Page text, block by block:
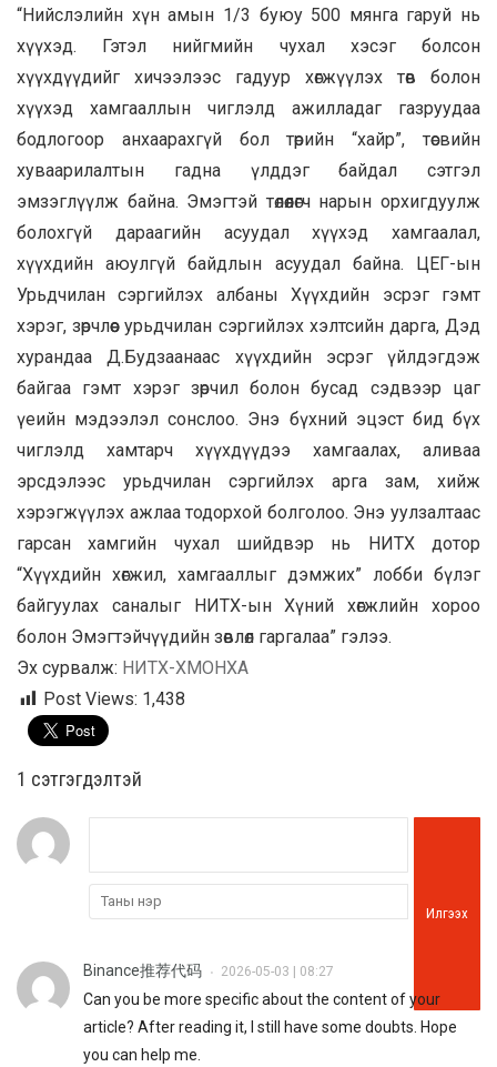
“Нийслэлийн хүн амын 1/3 буюу 500 мянга гаруй нь
хүүхэд. Гэтэл нийгмийн чухал хэсэг болсон
хүүхдүүдийг хичээлээс гадуур хөгжүүлэх төв болон
хүүхэд хамгааллын чиглэлд ажилладаг газруудаа
бодлогоор анхаарахгүй бол төрийн “хайр”, төсвийн
хуваарилалтын гадна үлддэг байдал сэтгэл
эмзэглүүлж байна. Эмэгтэй төлөөлөгч нарын орхигдуулж
болохгүй дараагийн асуудал хүүхэд хамгаалал,
хүүхдийн аюулгүй байдлын асуудал байна. ЦЕГ-ын
Урьдчилан сэргийлэх албаны Хүүхдийн эсрэг гэмт
хэрэг, зөрчлөөс урьдчилан сэргийлэх хэлтсийн дарга, Дэд
хурандаа Д.Будзаанаас хүүхдийн эсрэг үйлдэгдэж
байгаа гэмт хэрэг зөрчил болон бусад сэдвээр цаг
үеийн мэдээлэл сонслоо. Энэ бүхний эцэст бид бүх
чиглэлд хамтарч хүүхдүүдээ хамгаалах, аливаа
эрсдэлээс урьдчилан сэргийлэх арга зам, хийж
хэрэгжүүлэх ажлаа тодорхой болголоо. Энэ уулзалтаас
гарсан хамгийн чухал шийдвэр нь НИТХ дотор
“Хүүхдийн хөгжил, хамгааллыг дэмжих” лобби бүлэг
байгуулах саналыг НИТХ-ын Хүний хөгжлийн хороо
болон Эмэгтэйчүүдийн зөвлөл гаргалаа” гэлээ.
Эх сурвалж: НИТХ-ХМОНХА
Post Views: 1,438
1 сэтгэгдэлтэй
Илгээх
Binance推荐代码 • 2026-05-03 | 08:27
Can you be more specific about the content of your
article? After reading it, I still have some doubts. Hope
you can help me.